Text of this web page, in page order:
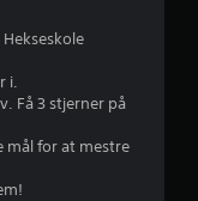
i.
Få 3 stjerner på
mål for at mestre